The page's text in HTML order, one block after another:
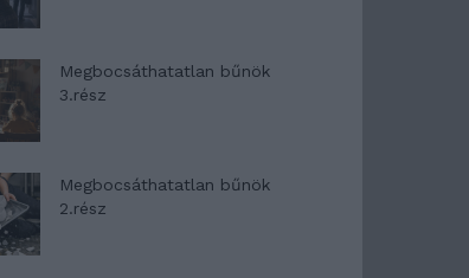
Megbocsáthatatlan bűnök
3.rész
Megbocsáthatatlan bűnök
2.rész